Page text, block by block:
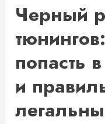
Черный
попасть
и